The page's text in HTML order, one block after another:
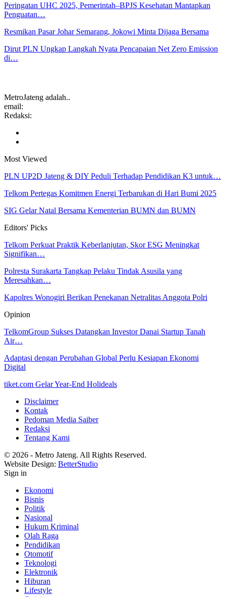
Peringatan UHC 2025, Pemerintah–BPJS Kesehatan Mantapkan
Penguatan…
Resmikan Pasar Johar Semarang, Jokowi Minta Dijaga Bersama
Dirut PLN Ungkap Langkah Nyata Pencapaian Net Zero Emission
di…
MetroJateng adalah..
email:
Redaksi:
Most Viewed
PLN UP2D Jateng & DIY Peduli Terhadap Pendidikan K3 untuk…
Telkom Pertegas Komitmen Energi Terbarukan di Hari Bumi 2025
SIG Gelar Natal Bersama Kementerian BUMN dan BUMN
Editors' Picks
Telkom Perkuat Praktik Keberlanjutan, Skor ESG Meningkat
Signifikan…
Polresta Surakarta Tangkap Pelaku Tindak Asusila yang
Meresahkan…
Kapolres Wonogiri Berikan Penekanan Netralitas Anggota Polri
Opinion
TelkomGroup Sukses Datangkan Investor Danai Startup Tanah
Air…
Adaptasi dengan Perubahan Global Perlu Kesiapan Ekonomi
Digital
tiket.com Gelar Year-End Holideals
Disclaimer
Kontak
Pedoman Media Saiber
Redaksi
Tentang Kami
© 2026 - Metro Jateng. All Rights Reserved.
Website Design: BetterStudio
Sign in
Ekonomi
Bisnis
Politik
Nasional
Hukum Kriminal
Olah Raga
Pendidikan
Otomotif
Teknologi
Elektronik
Hiburan
Lifestyle